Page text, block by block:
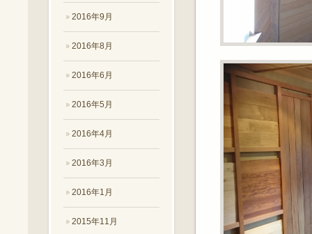
2016年9月
2016年8月
2016年6月
2016年5月
2016年4月
2016年3月
2016年1月
2015年11月